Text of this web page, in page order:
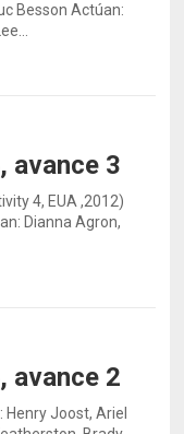
Besson Actúan:
avance 3
4, EUA ,2012)
Dianna Agron,
avance 2
Joost, Ariel